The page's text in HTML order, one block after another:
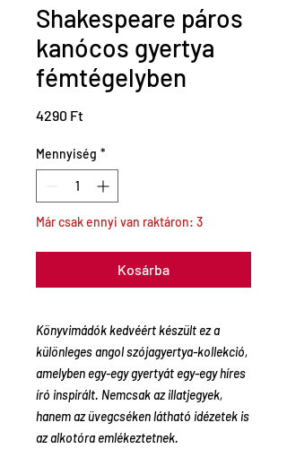
Shakespeare páros
kanócos gyertya
fémtégelyben
4290 FtÁr
Mennyiség *
Már csak ennyi van raktáron: 3
Kosárba
Könyvimádók kedvéért készült ez a
különleges angol szójagyertya-kollekció,
amelyben egy-egy gyertyát egy-egy híres
író inspirált. Nemcsak az illatjegyek,
hanem az üvegcséken látható idézetek is
az alkotóra emlékeztetnek.